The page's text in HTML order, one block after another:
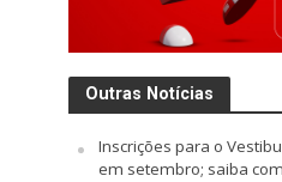
Outras Notícias
Inscrições para o
em setembro; saiba